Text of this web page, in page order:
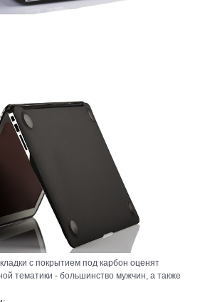
с покрытием под карбон оценят
тематики - большинство мужчин, а также